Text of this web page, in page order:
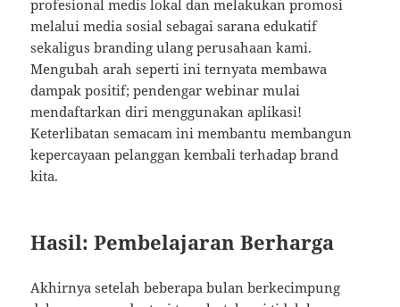
profesional medis lokal dan melakukan promosi
melalui media sosial sebagai sarana edukatif
sekaligus branding ulang perusahaan kami.
Mengubah arah seperti ini ternyata membawa
dampak positif; pendengar webinar mulai
mendaftarkan diri menggunakan aplikasi!
Keterlibatan semacam ini membantu membangun
kepercayaan pelanggan kembali terhadap brand
kita.
Hasil: Pembelajaran Berharga
Akhirnya setelah beberapa bulan berkecimpung